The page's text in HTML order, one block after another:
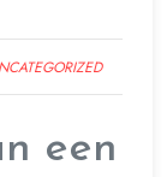
een